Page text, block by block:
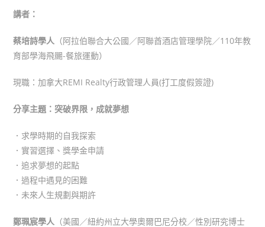
講者：
蔡培詩學人 （阿拉伯聯合大公國／阿聯酋酒店管理學院／110年教
育部學海飛颺-餐旅運動）
現職：加拿大REMI Realty行政管理人員(打工度假簽證)
分享主題：突破界限，成就夢想
．求學時期的自我探索
．實習選擇、獎學金申請
．追求夢想的起點
．過程中遇見的困難
．未來人生規劃與期許
鄭珮宸學人 （美國／紐約州立大學奧爾巴尼分校／性別研究博士